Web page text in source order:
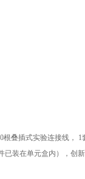
根叠插式实验连接线， 1
装在单元盒内），创